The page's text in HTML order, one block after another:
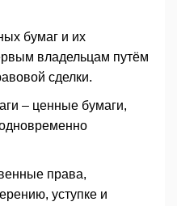
бумаг и их
владельцам путём
сделки.
– ценные бумаги,
права,
уступке и